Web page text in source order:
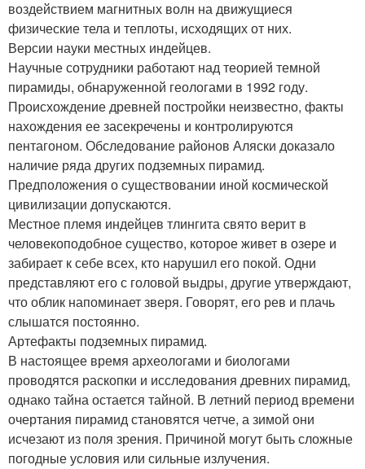
воздействием магнитных волн на движущиеся
физические тела и теплоты, исходящих от них.
Версии науки местных индейцев.
Научные сотрудники работают над теорией темной
пирамиды, обнаруженной геологами в 1992 году.
Происхождение древней постройки неизвестно, факты
нахождения ее засекречены и контролируются
пентагоном. Обследование районов Аляски доказало
наличие ряда других подземных пирамид.
Предположения о существовании иной космической
цивилизации допускаются.
Местное племя индейцев тлингита свято верит в
человекоподобное существо, которое живет в озере и
забирает к себе всех, кто нарушил его покой. Одни
представляют его с головой выдры, другие утверждают,
что облик напоминает зверя. Говорят, его рев и плачь
слышатся постоянно.
Артефакты подземных пирамид.
В настоящее время археологами и биологами
проводятся раскопки и исследования древних пирамид,
однако тайна остается тайной. В летний период времени
очертания пирамид становятся четче, а зимой они
исчезают из поля зрения. Причиной могут быть сложные
погодные условия или сильные излучения.